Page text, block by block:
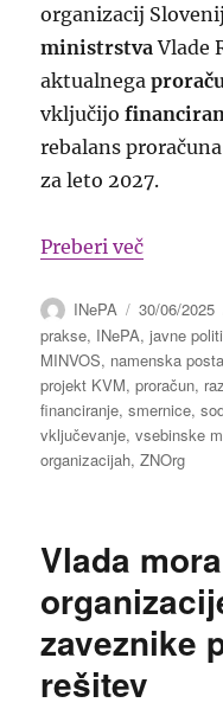
organizacij
ministrstvaVlade
aktualnega
vključijo
rebalans
za leto 2027.
Preberi več
Avtor
INePA
Objavljeno
dne
30/06/2025
prakse, INePA,javne
MINVOS, namenska
projekt KVM,proračun,
financiranje,smernice,
vključevanje,vsebinske
organizacijah,ZNOrg
Vlada
zaveznike
rešitev